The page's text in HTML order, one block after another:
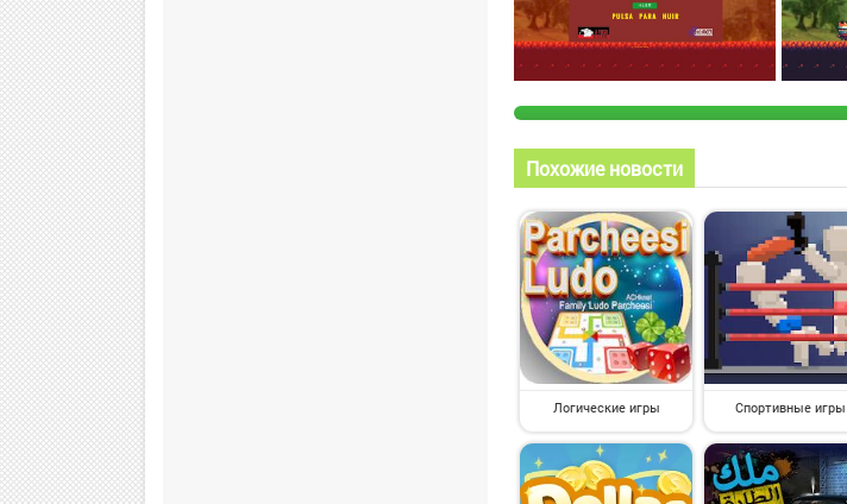
Похожие новости
Логические игры Спортивные игры